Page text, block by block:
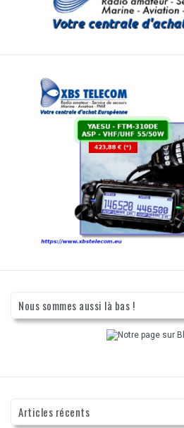
Nous sommes aussi là bas !
Articles récents